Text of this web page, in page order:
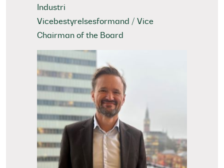
Industri
Vicebestyrelsesformand / Vice
Chairman of the Board